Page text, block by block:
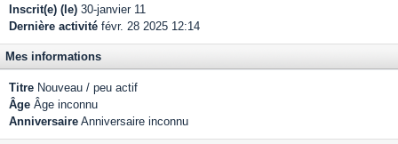
Inscrit(e) (le) 30-janvier 11
Dernière activité févr. 28 2025 12:14
Mes informations
Titre Nouveau / peu actif
Âge Âge inconnu
Anniversaire Anniversaire inconnu